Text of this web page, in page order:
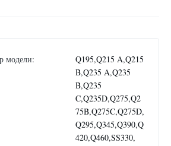
модели:
Q195,Q215 A,Q215
B,Q235 A,Q235
B,Q235
C,Q235D,Q275,Q2
75B,Q275C,Q275D,
Q295,Q345,Q390,Q
420,Q460,SS330,